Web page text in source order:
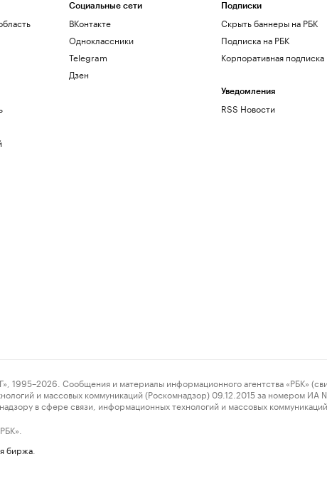
Социальные сети
ВКонтакте
Одноклассники
Telegram
Дзен
Подписки
Скрыть баннеры на РБК
Подписка на РБК
Корпоративная подписка
Уведомления
RSS Новости
Сообщения и материалы информационного агентства «РБК»
и массовых коммуникаций (Роскомнадзор) 09.12.2015 за номером
в сфере связи, информационных технологий и массовых
биржа